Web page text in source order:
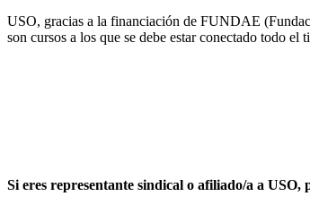
USO, gracias a la financiación de FUNDAE
son cursos a los que se debe estar conectado todo el
Si eres representante sindical o afiliado/a a USO,